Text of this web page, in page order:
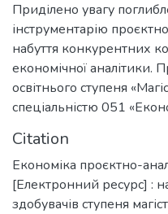
Приділено увагу
інструментарію
набуття конкурентних
економічної аналітики.
освітнього ступеня
спеціальністю 051
Citation
Економіка проєктно-
[Електронний ресурс] :
здобувачів ступеня